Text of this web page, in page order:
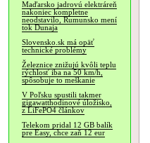
Maďarsko jadrovú elektráreň
nakoniec kompletne
neodstavilo, Rumunsko mení
tok Dunaja
Slovensko.sk má opäť
technické problémy
Železnice znižujú kvôli teplu
rýchlosť iba na 50 km/h,
spôsobuje to meškanie
V Poľsku spustili takmer
gigawatthodinové úložisko,
z LiFePO4 článkov
Telekom pridal 12 GB balík
pre Easy, chce zaň 12 eur